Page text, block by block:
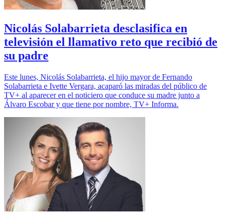
Nicolás Solabarrieta desclasifica en
televisión el llamativo reto que recibió de
su padre
Este lunes, Nicolás Solabarrieta, el hijo mayor de Fernando
Solabarrieta e Ivette Vergara, acaparó las miradas del público de
TV+ al aparecer en el noticiero que conduce su madre junto a
Álvaro Escobar y que tiene por nombre, TV+ Informa.